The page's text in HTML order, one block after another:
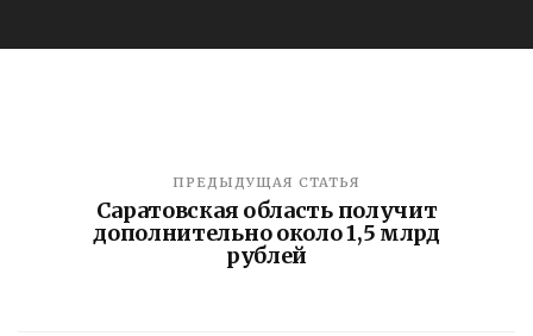
ПРЕДЫДУЩАЯ СТАТЬЯ
Саратовская область получит
дополнительно около 1,5 млрд
рублей